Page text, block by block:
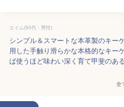
エイム(50代・男性)
シンプル＆スマートな本革製のキー
用した手触り滑らかな本格的なキー
ば使うほど味わい深く育て甲斐のあ
全